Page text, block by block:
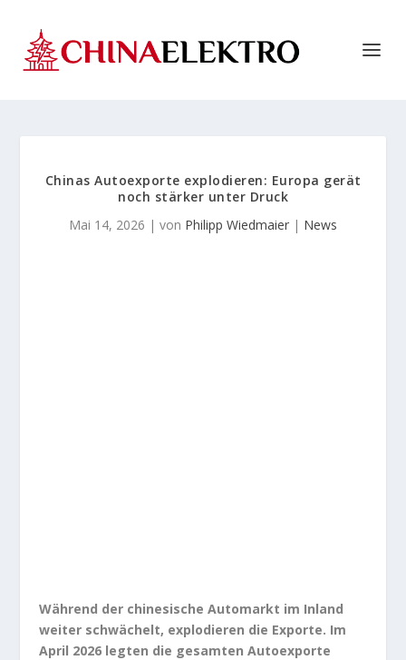
Chinas Autoexporte explodieren: Europa gerät
noch stärker unter Druck
Mai 14, 2026 | von Philipp Wiedmaier | News
Während der chinesische Automarkt im Inland
weiter schwächelt, explodieren die Exporte. Im
April 2026 legten die gesamten Autoexporte